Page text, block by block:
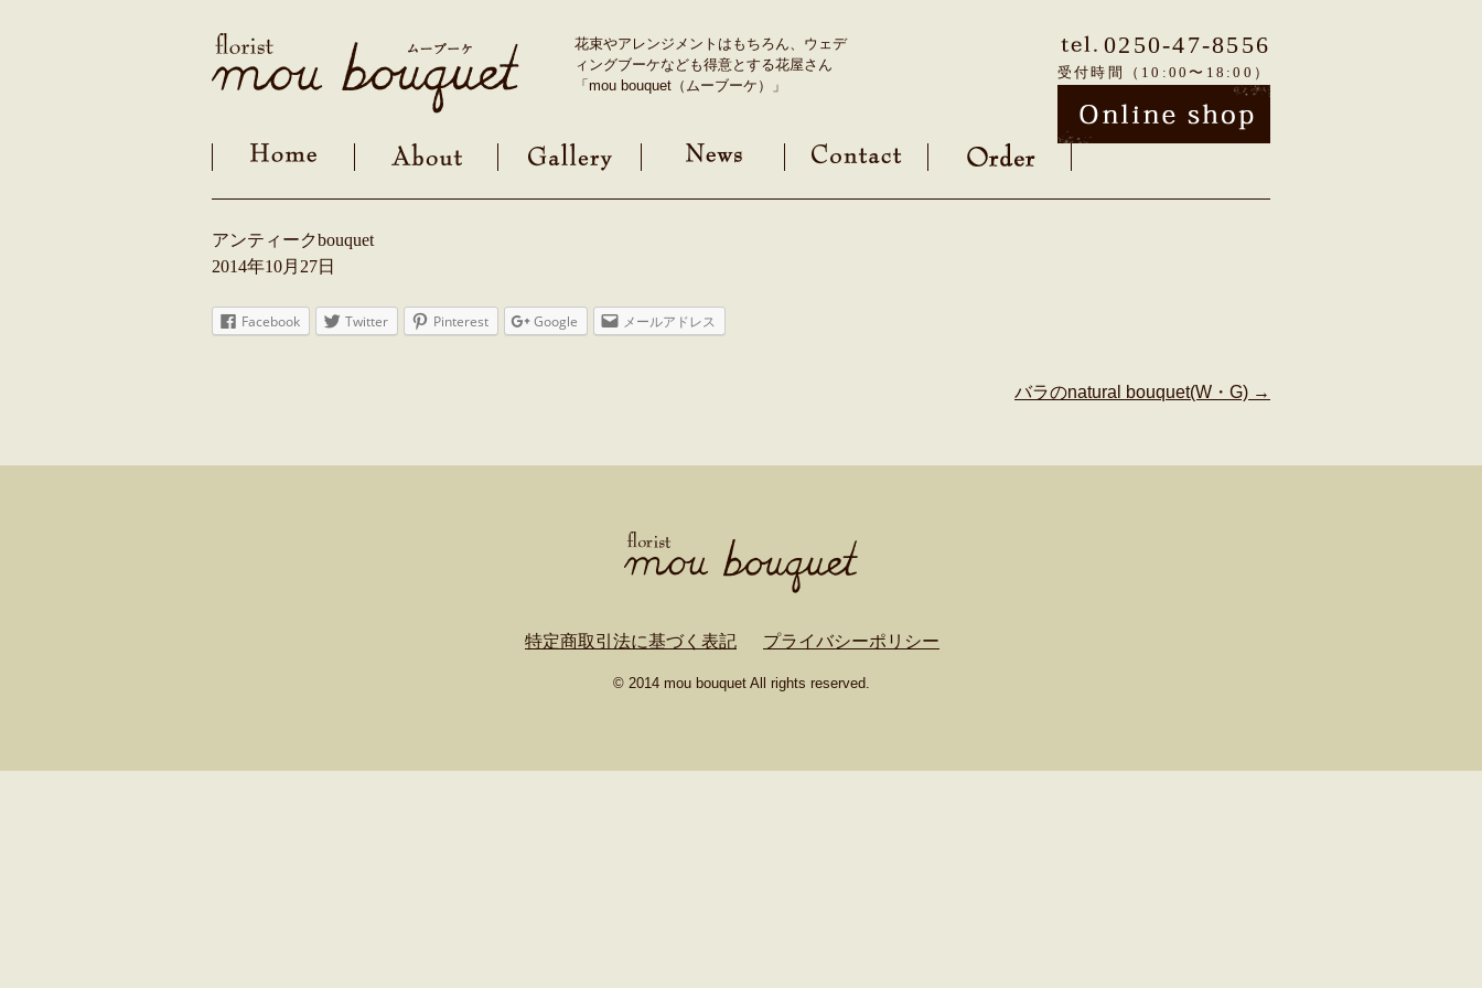
Skip
to
花束やアレンジメントはもちろん、ウェデ
ィングブーケなども得意とする花屋さん
「mou bouquet（ムーブーケ）」
0250-47-8556
受付時間（10:00〜18:00）
アンティークbouquet
2014年10月27日
Facebook Twitter Pinterest Google メールアドレス
バラのnatural bouquet(W・G) →
特定商取引法に基づく表記 プライバシーポリシー
© 2014 mou bouquet All rights reserved.